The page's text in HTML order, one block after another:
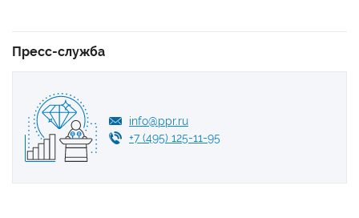
Пресс-служба
info@ppr.ru
+7 (495) 125-11-95